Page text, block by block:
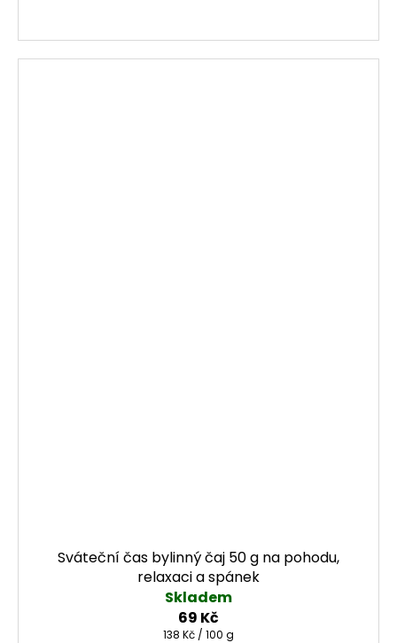
Sváteční čas bylinný čaj 50 g na pohodu,
relaxaci a spánek
Skladem
69 Kč
Měrná cena:
138 Kč / 100 g